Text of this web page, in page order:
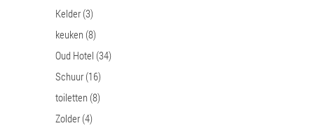
Kelder (3)
keuken (8)
Oud Hotel (34)
Schuur (16)
toiletten (8)
Zolder (4)